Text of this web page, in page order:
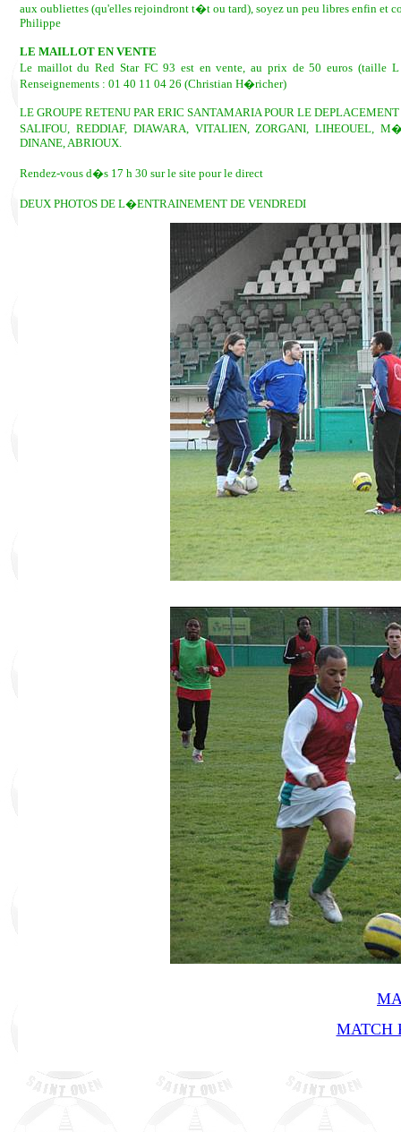
aux oubliettes (qu'elles rejoindront t�t ou tard), soyez un peu libres enfin et
Philippe
LE MAILLOT EN VENTE
Le maillot du Red Star FC 93 est en vente, au prix de 50 euros (taille
Renseignements : 01 40 11 04 26 (Christian H�richer)
LE GROUPE RETENU PAR ERIC SANTAMARIA POUR LE
SALIFOU, REDDIAF, DIAWARA, VITALIEN, ZORGANI, LIHEOUEL,
DINANE, ABRIOUX.
Rendez-vous d�s 17 h 30 sur le site pour le direct
DEUX PHOTOS DE L�ENTRAINEMENT DE VENDREDI
MATCH